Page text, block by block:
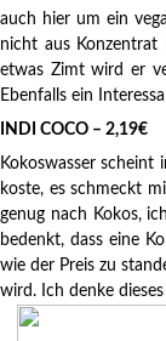
auch hier um ein
nicht aus Konzentrat
etwas Zimt wird er
Ebenfalls ein
INDI COCO – 2,19€
Kokoswasser scheint
koste, es schmeckt
genug nach Kokos,
bedenkt, dass eine
wie der Preis zu
wird. Ich denke